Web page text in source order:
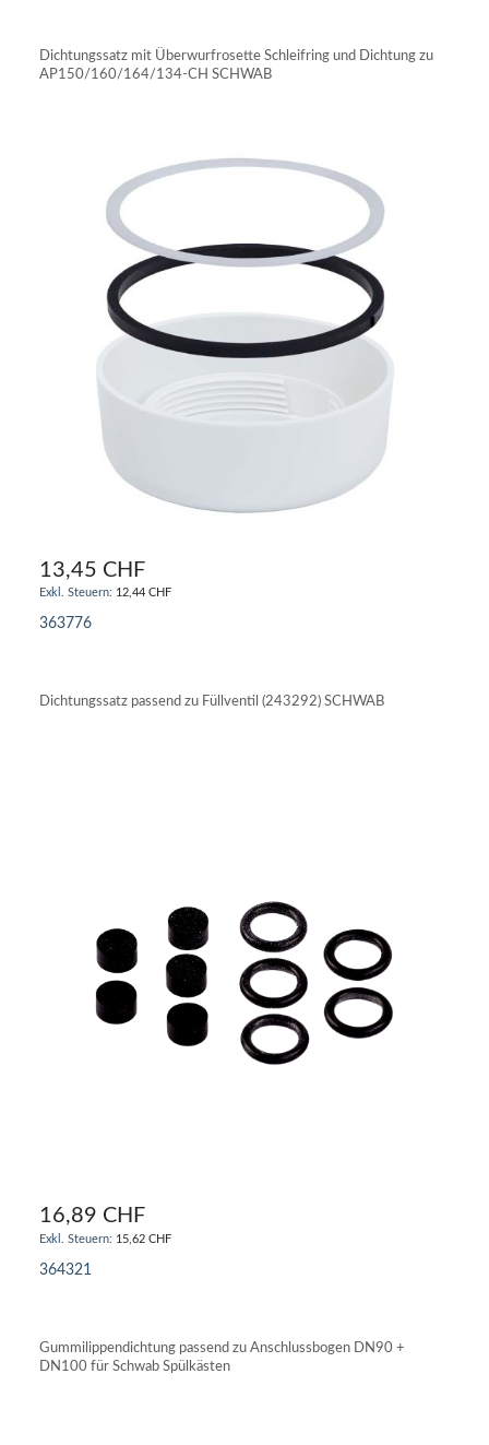
Dichtungssatz mit Überwurfrosette Schleifring und Dichtung zu
AP150/160/164/134-CH SCHWAB
13,45 CHF
12,44 CHF
363776
Dichtungssatz passend zu Füllventil (243292) SCHWAB
16,89 CHF
15,62 CHF
364321
Gummilippendichtung passend zu Anschlussbogen DN90 +
DN100 für Schwab Spülkästen